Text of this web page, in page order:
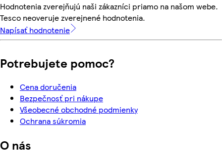
Hodnotenia zverejňujú naši zákazníci priamo na našom webe.
Tesco neoveruje zverejnené hodnotenia.
Napísať hodnotenie
Potrebujete pomoc?
Cena doručenia
Bezpečnosť pri nákupe
Všeobecné obchodné podmienky
Ochrana súkromia
O nás